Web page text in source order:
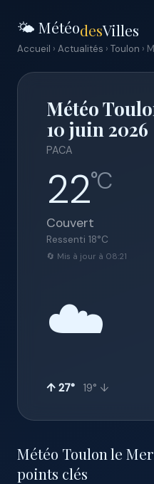
🌤️ MétéodesVilles
Accueil › Actualités › Toulon ›
Météo
10 juin 2026
PACA
22°C
Couvert
Ressenti 18°C
🔄 Mis à jour à 08:21
☁️
↑ 27° 19° ↓
Météo Toulon le
points clés